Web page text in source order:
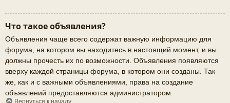
Что такое объявления?
Объявления чаще всего содержат важную информацию для
форума, на котором вы находитесь в настоящий момент, и вы
должны прочесть их по возможности. Объявления появляются
вверху каждой страницы форума, в котором они созданы. Так
же, как и с важными объявлениями, права на создание
объявлений предоставляются администратором.